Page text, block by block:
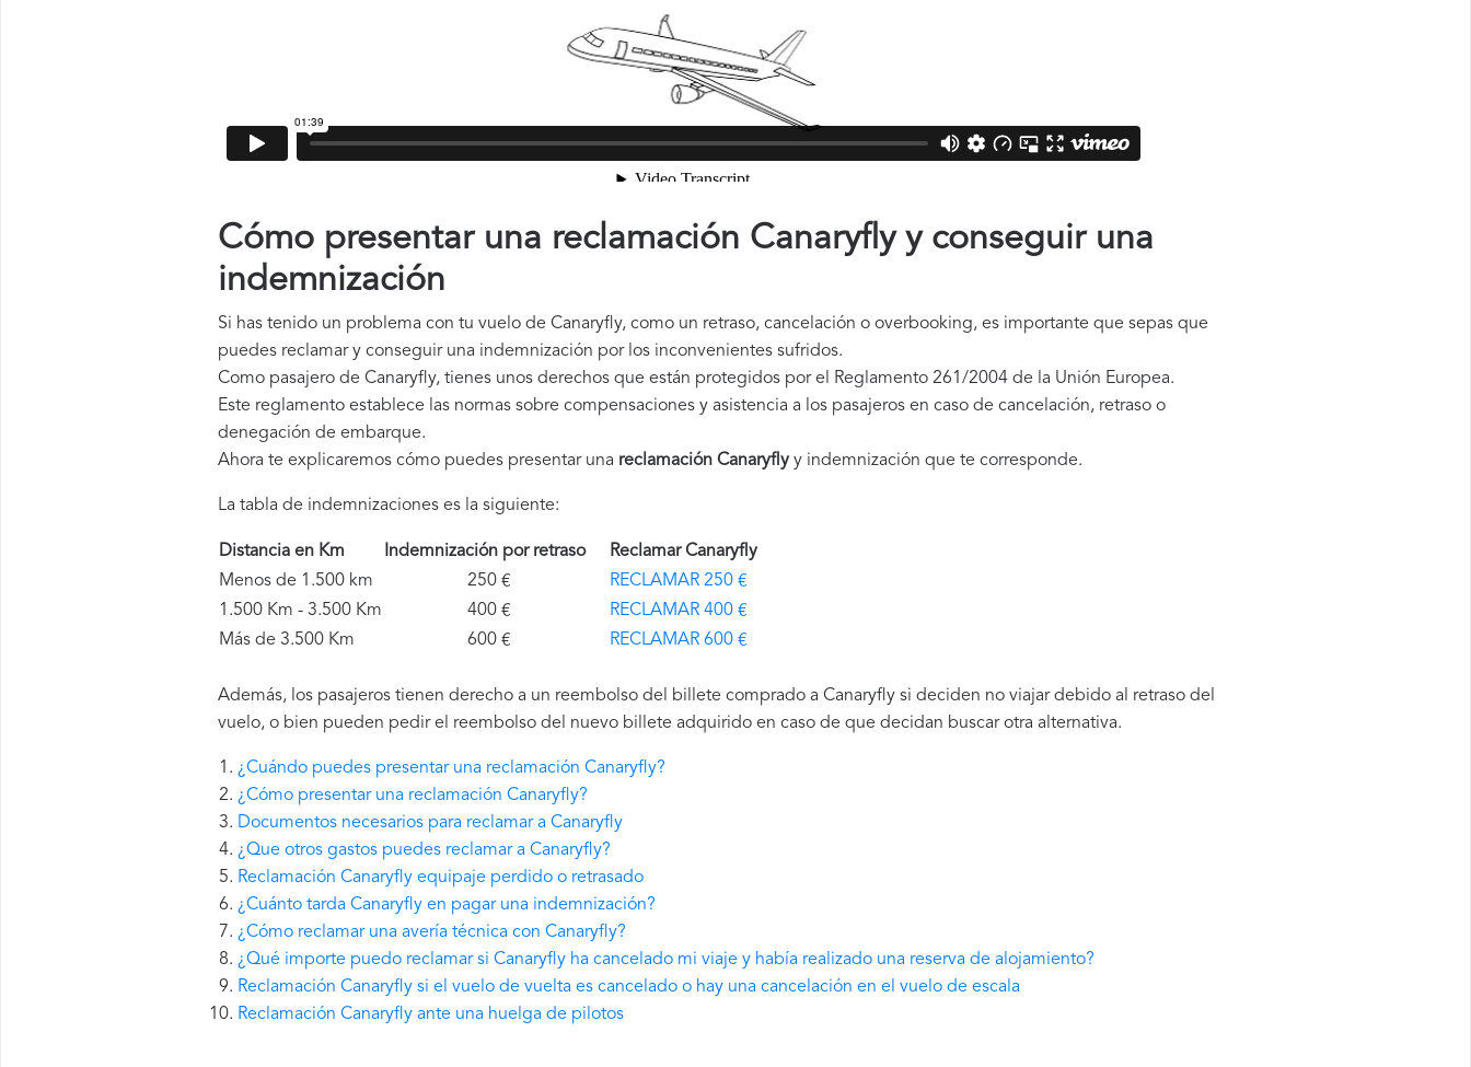
Cómo presentar una reclamación Canaryfly y conseguir una
indemnización
Si has tenido un problema con tu vuelo de Canaryfly, como un retraso, cancelación o overbooking, es importante que sepas que
puedes reclamar y conseguir una indemnización por los inconvenientes sufridos.
Como pasajero de Canaryfly, tienes unos derechos que están protegidos por el Reglamento 261/2004 de la Unión Europea.
Este reglamento establece las normas sobre compensaciones y asistencia a los pasajeros en caso de cancelación, retraso o
denegación de embarque.
Ahora te explicaremos cómo puedes presentar una reclamación Canaryflyy indemnización que te corresponde.
La tabla de indemnizaciones es la siguiente:
Distancia en Km Indemnización por retraso
Reclamar Canaryfly
Menos de 1.500 km
250 €
RECLAMAR 250 €
1.500 Km - 3.500 Km
400 €
RECLAMAR 400 €
Más de 3.500 Km
600 € RECLAMAR 600 €
Además, los pasajeros tienen derecho a un reembolso del billete comprado a Canaryfly si deciden no viajar debido al retraso del
vuelo, o bien pueden pedir el reembolso del nuevo billete adquirido en caso de que decidan buscar otra alternativa.
¿Cuándo puedes presentar una reclamación Canaryfly?
¿Cómo presentar una reclamación Canaryfly?
Documentos necesarios para reclamar a Canaryfly
¿Que otros gastos puedes reclamar a Canaryfly?
Reclamación Canaryfly equipaje perdido o retrasado
¿Cuánto tarda Canaryfly en pagar una indemnización?
¿Cómo reclamar una avería técnica con Canaryfly?
¿Qué importe puedo reclamar si Canaryfly ha cancelado mi viaje y había realizado una reserva de alojamiento?
Reclamación Canaryfly si el vuelo de vuelta es cancelado o hay una cancelación en el vuelo de escala
Reclamación Canaryfly ante una huelga de pilotos